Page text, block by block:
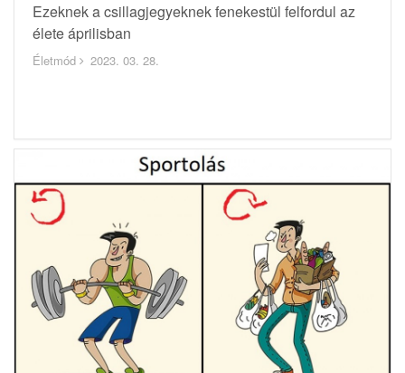
Ezeknek a csillagjegyeknek fenekestül felfordul az
élete áprilisban
Életmód 2023. 03. 28.